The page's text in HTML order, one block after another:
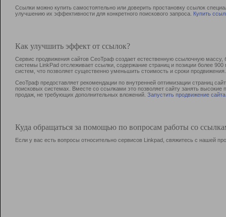
Ссылки можно купить самостоятельно или доверить простановку ссылок
улучшению их эффективности для конкретного поискового запроса. Купить
Как улучшить эффект от ссылок?
Сервис продвижения сайтов СеоТраф создает естественную ссылочную
системы LinkPad отслеживает ссылки, содержание страниц и позиции более
систем, что позволяет существенно уменьшить стоимость и сроки продвижения.
СеоТраф предоставляет рекомендации по внутренней оптимизации страниц
поисковых системах. Вместе со ссылками это позволяет сайту занять
продаж, не требующих дополнительных вложений. Запустить продвижение сайта
Куда обращаться за помощью по вопросам работы со
Если у вас есть вопросы относительно сервисов Linkpad, свяжитесь с нашей